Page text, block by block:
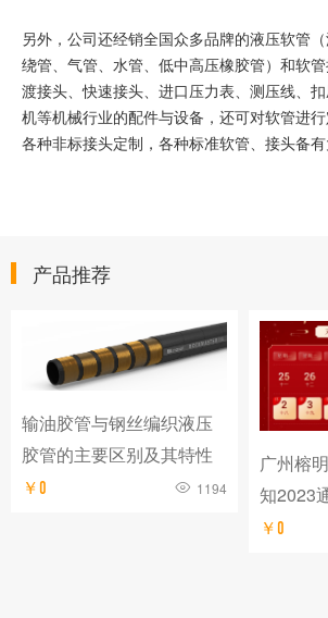
另外，公司还经销全国众多品牌的液压软管
绕管、气管、水管、低中高压橡胶管）和软
渡接头、快速接头、进口压力表、测压线、
机等机械行业的配件与设备，还可对软管进
各种非标接头定制，各种标准软管、接头备有
产品推荐
输油胶管与钢丝编织液压
胶管的主要区别及其特性
￥0 1194
广州榕
知2023
￥0